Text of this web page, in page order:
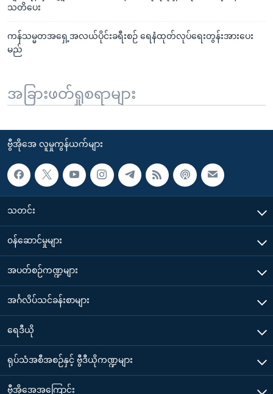
သတိပေး
ကန်သမ္မတအရှေ့အလယ်ပိုင်းခရီးစဉ် ရေနံထုတ်လုပ်ရေးတွန်းအားပေး
မည်
အခြားဖတ်ရှုစရာများ
ဗွီအိုအေ လူမှုကွန်ယက်များ
သတင်း
၀န်ဆောင်မှုများ
အပတ်စဉ်ကဏ္ဍများ
အင်္ဂလိပ်သင်ခန်းစာများ
ရေဒီယို
ရုပ်သံအစီအစဉ်နှင့် ဗွီဒီယိုကဏ္ဍများ
ဗွီအိုအေအကြောင်း